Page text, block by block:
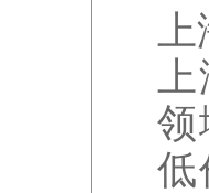
上
上
领
低